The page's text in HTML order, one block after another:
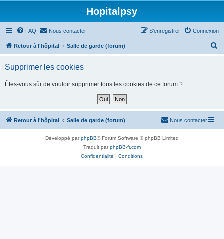
Hopitalpsy
FAQ Nous contacter Connexion
S’enregistrer
Retour à l'hôpital Salle de garde (forum)
h
Supprimer les cookies
Êtes-vous sûr de vouloir supprimer tous les cookies de ce forum ?
Retour à l'hôpital Salle de garde (forum) Nous contacter
Développé parphpBB® Forum Software © phpBB Limited
Traduit parphpBB-fr.com
Confidentialité | Conditions